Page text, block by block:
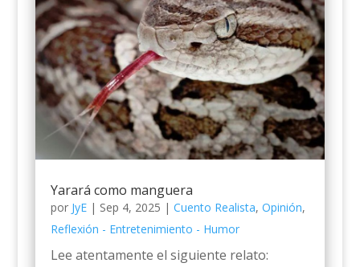
Yarará como manguera
por JyE| Sep 4, 2025 | Cuento Realista, Opinión,
Reflexión - Entretenimiento - Humor
Lee atentamente el siguiente relato: